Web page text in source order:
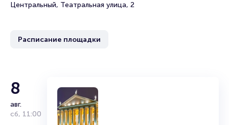
Рекомендации по выбору мест
восприятия тембровых красок и тонких деталей
Боковые места — интересный ракурс для наблюдения за
коммуникацией исполнителей и восприятия ансамблевого
диалога
Камерные ложи — размещение с превосходной акустикой
Центральный, Театральная улица, 2
Расписание площадки
8
авг.
сб, 11:00